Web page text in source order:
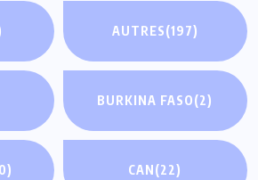
AUTRES(197)
BURKINA FASO(2)
CAN(22)